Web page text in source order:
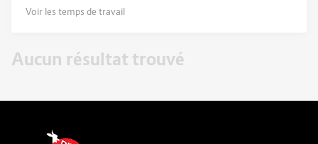
Voir les temps de travail
Aucun résultat trouvé